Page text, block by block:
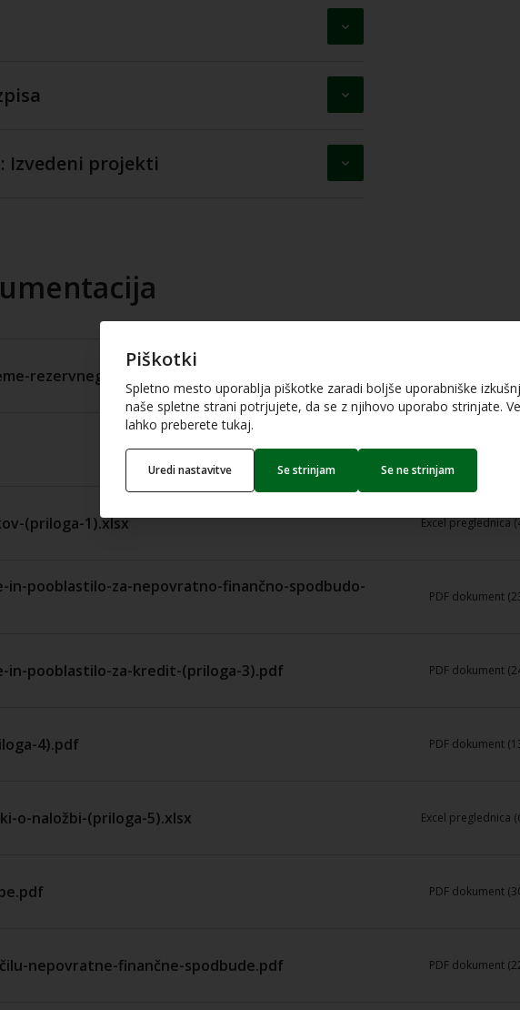
Izvedeni projekti
rezervnega-sklada.pdf
PDF dokument
(priloga-1).xlsx Excel preglednica
in-pooblastilo-za-nepovratno-finančno-spodbudo-
PDF dokument
in-pooblastilo-za-kredit-(priloga-3).pdf PDF dokument
4).pdf PDF dokument
o-naložbi-(priloga-5).xlsx Excel preglednica
PDF dokument
nepovratne-finančne-spodbude.pdf PDF dokument
Piškotki
Spletno mesto uporablja piškotke zaradi boljše uporabniške
naše spletne strani potrjujete, da se z njihovo uporabo strinjate.
lahko preberete tukaj.
Uredi nastavitve Se strinjam Se ne strinjam